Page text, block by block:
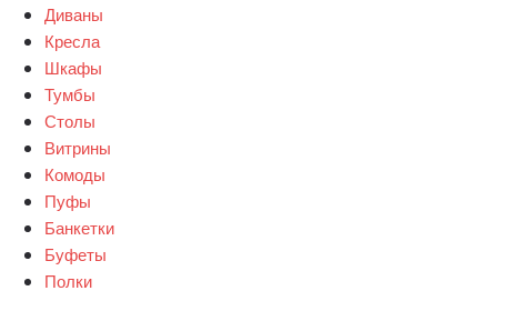
Диваны
Кресла
Шкафы
Тумбы
Столы
Витрины
Комоды
Пуфы
Банкетки
Буфеты
Полки